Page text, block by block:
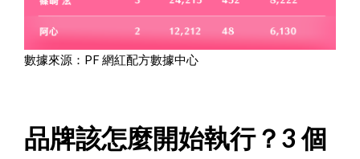
數據來源：PF 網紅配方數據中心
品牌該怎麼開始執行？3 個